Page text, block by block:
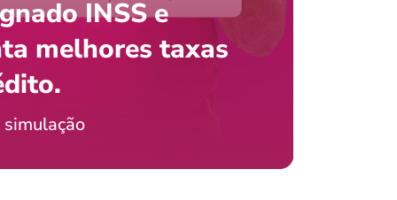
saldo do FGTS pelo
com o celular?
Jordão
INSS e
melhores taxas
simulação